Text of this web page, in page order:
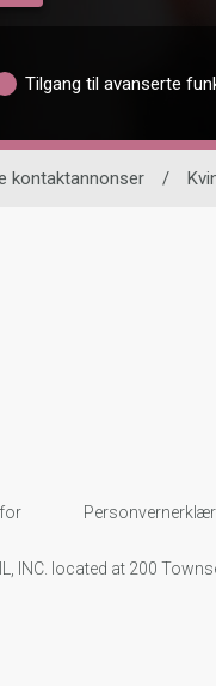
Tilgang til avanserte
kontaktannonser /
INC. located at 200